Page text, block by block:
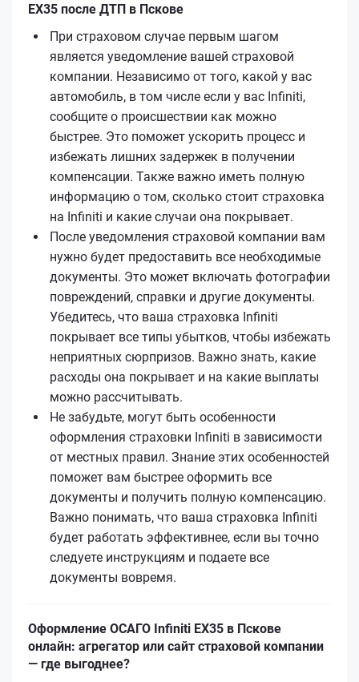
EX35 после ДТП в Пскове
При страховом случае первым шагом
является уведомление вашей страховой
компании. Независимо от того, какой у вас
автомобиль, в том числе если у вас Infiniti,
сообщите о происшествии как можно
быстрее. Это поможет ускорить процесс и
избежать лишних задержек в получении
компенсации. Также важно иметь полную
информацию о том, сколько стоит страховка
на Infiniti и какие случаи она покрывает.
После уведомления страховой компании вам
нужно будет предоставить все необходимые
документы. Это может включать фотографии
повреждений, справки и другие документы.
Убедитесь, что ваша страховка Infiniti
покрывает все типы убытков, чтобы избежать
неприятных сюрпризов. Важно знать, какие
расходы она покрывает и на какие выплаты
можно рассчитывать.
Не забудьте, могут быть особенности
оформления страховки Infiniti в зависимости
от местных правил. Знание этих особенностей
поможет вам быстрее оформить все
документы и получить полную компенсацию.
Важно понимать, что ваша страховка Infiniti
будет работать эффективнее, если вы точно
следуете инструкциям и подаете все
документы вовремя.
Оформление ОСАГО Infiniti EX35 в Пскове
онлайн: агрегатор или сайт страховой компании
— где выгоднее?